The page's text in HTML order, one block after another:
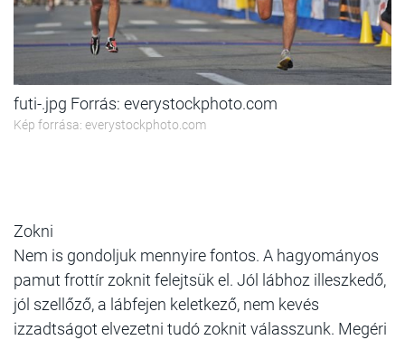
futi-.jpg Forrás: everystockphoto.com
Kép forrása: everystockphoto.com
Zokni
Nem is gondoljuk mennyire fontos. A hagyományos
pamut frottír zoknit felejtsük el. Jól lábhoz illeszkedő,
jól szellőző, a lábfejen keletkező, nem kevés
izzadtságot elvezetni tudó zoknit válasszunk. Megéri